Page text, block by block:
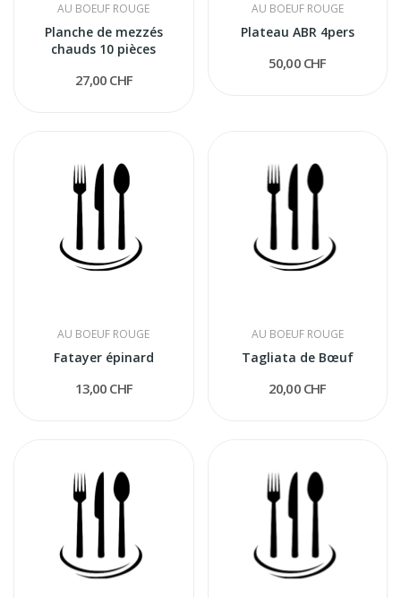
AU BOEUF ROUGE
Planche de mezzés
chauds 10 pièces
27,00 CHF
AU BOEUF ROUGE
Plateau ABR 4pers
50,00 CHF
AU BOEUF ROUGE
Fatayer épinard
13,00 CHF
AU BOEUF ROUGE
Tagliata de Bœuf
20,00 CHF